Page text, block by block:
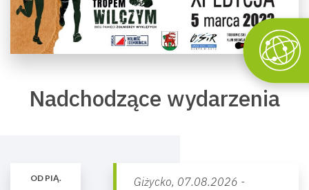
Nadchodzące wydarzenia
OD PIĄ. Giżycko, 07.08.2026 -